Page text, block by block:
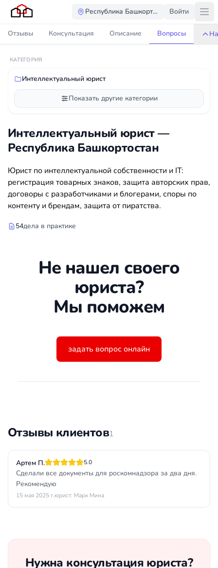
Республика БашкортостанВойти
Отзывы Консультация Описание Вопросы
КАТЕГОРИЯ
Интеллектуальный юрист
Показать другие категории
Интеллектуальный юрист —
Республика Башкортостан
Юрист по интеллектуальной собственности и IT:
регистрация товарных знаков, защита авторских прав,
договоры с разработчиками и блогерами, споры по
контенту и брендам, защита от пиратства.
54дела в практике
Не нашел своего
юриста?
Мы поможем
задать вопрос онлайн
Отзывы клиентов1
Артем П. 5.0
Сделали все документы для роскомнадзора за два дня.
Рекомендую
15 мая 2025 г.юрист: Марк Мина
Нужна консультация юриста?